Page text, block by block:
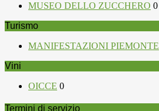
MUSEO DELLO ZUCCHERO 0
Turismo
MANIFESTAZIONI PIEMONTE
Vini
OICCE 0
Termini di servizio